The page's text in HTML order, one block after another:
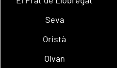
Seva
Oristà
Olvan